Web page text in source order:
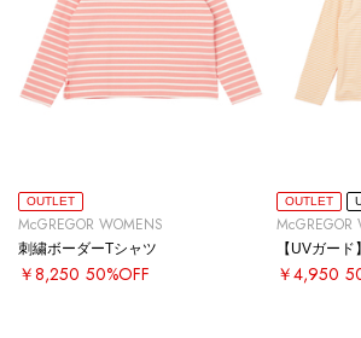
OUTLET
McGREGOR WOMENS
刺繍ボーダーTシャツ
￥8,250 50%OFF
OUTLET
McGREGOR
【UVガー
￥4,950